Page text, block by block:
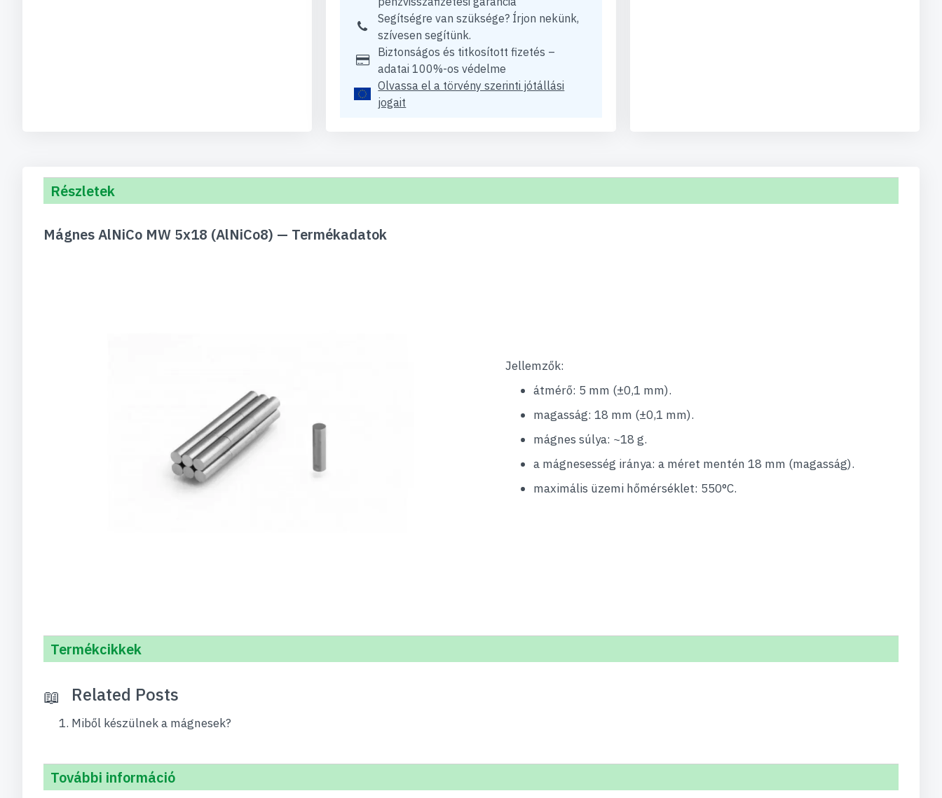
Segítségre van szüksége? Írjon nekünk,
szívesen segítünk.
Biztonságos és titkosított fizetés –
adatai 100%-os védelme
Olvassa el a törvény szerinti jótállási
jogait
Részletek
Mágnes AlNiCo MW 5x18 (AlNiCo8) — Termékadatok
Jellemzők:
átmérő: 5 mm (±0,1 mm).
magasság: 18 mm (±0,1 mm).
mágnes súlya: ~18 g.
a mágnesesség iránya: a méret mentén 18 mm (magasság).
maximális üzemi hőmérséklet: 550°C.
Termékcikkek
Related Posts
Miből készülnek a mágnesek?
További információ